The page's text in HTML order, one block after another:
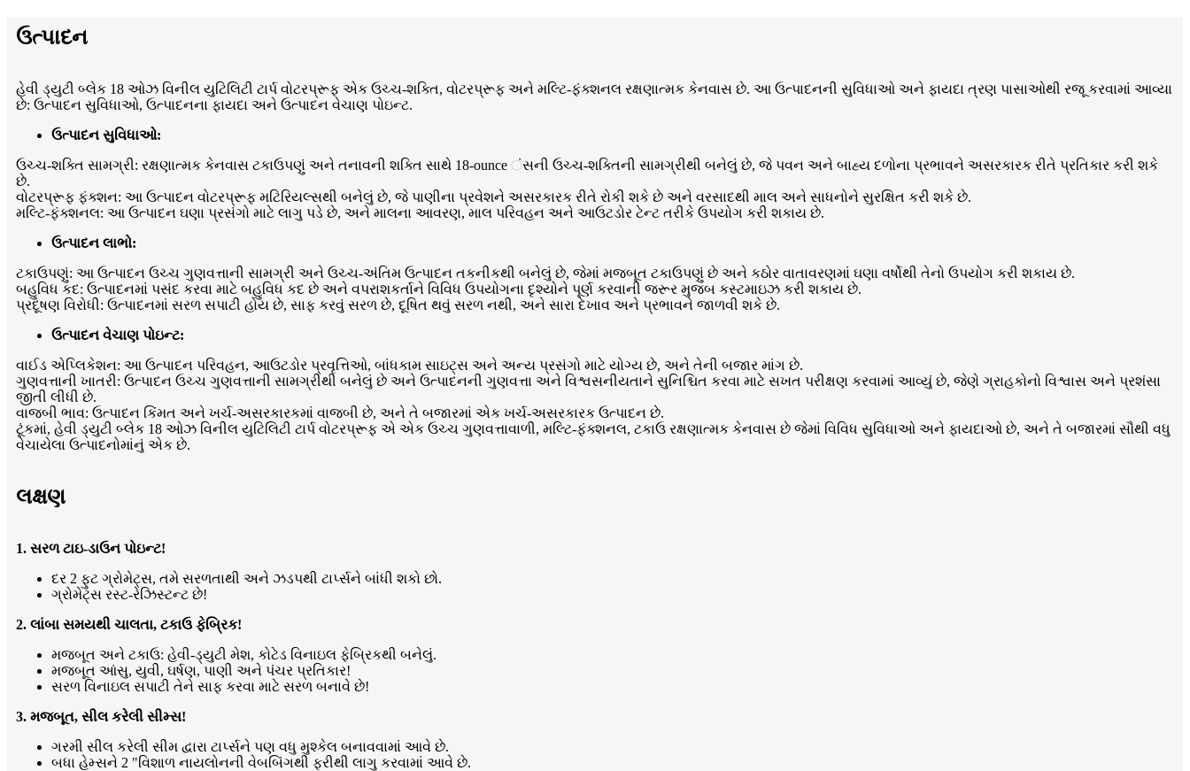
ઉત્પાદન
હેવી ડ્યુટી બ્લેક 18 ઓઝ વિનીલ યુટિલિટી ટાર્પ વોટરપ્રૂફ એક ઉચ્ચ-શક્તિ, વોટરપ્રૂફ અને મલ્ટિ-ફંક્શનલ રક્ષણાત્મક કેનવાસ છે. આ ઉત્પાદનની સુવિધાઓ અને ફાયદા ત્રણ પાસાઓથી રજૂ કરવામાં આવ્યા
છે: ઉત્પાદન સુવિધાઓ, ઉત્પાદનના ફાયદા અને ઉત્પાદન વેચાણ પોઇન્ટ.
ઉત્પાદન સુવિધાઓ:
ઉચ્ચ-શક્તિ સામગ્રી: રક્ષણાત્મક કેનવાસ ટકાઉપણું અને તનાવની શક્તિ સાથે 18-ounce ંસની ઉચ્ચ-શક્તિની સામગ્રીથી બનેલું છે, જે પવન અને બાહ્ય દળોના પ્રભાવને અસરકારક રીતે પ્રતિકાર કરી શકે
છે.
વોટરપ્રૂફ ફંક્શન: આ ઉત્પાદન વોટરપ્રૂફ મટિરિયલ્સથી બનેલું છે, જે પાણીના પ્રવેશને અસરકારક રીતે રોકી શકે છે અને વરસાદથી માલ અને સાધનોને સુરક્ષિત કરી શકે છે.
મલ્ટિ-ફંક્શનલ: આ ઉત્પાદન ઘણા પ્રસંગો માટે લાગુ પડે છે, અને માલના આવરણ, માલ પરિવહન અને આઉટડોર ટેન્ટ તરીકે ઉપયોગ કરી શકાય છે.
ઉત્પાદન લાભો:
ટકાઉપણું: આ ઉત્પાદન ઉચ્ચ ગુણવત્તાની સામગ્રી અને ઉચ્ચ-અંતિમ ઉત્પાદન તકનીકથી બનેલું છે, જેમાં મજબૂત ટકાઉપણું છે અને કઠોર વાતાવરણમાં ઘણા વર્ષોથી તેનો ઉપયોગ કરી શકાય છે.
બહુવિધ કદ: ઉત્પાદનમાં પસંદ કરવા માટે બહુવિધ કદ છે અને વપરાશકર્તાને વિવિધ ઉપયોગના દૃશ્યોને પૂર્ણ કરવાની જરૂર મુજબ કસ્ટમાઇઝ કરી શકાય છે.
પ્રદૂષણ વિરોધી: ઉત્પાદનમાં સરળ સપાટી હોય છે, સાફ કરવું સરળ છે, દૂષિત થવું સરળ નથી, અને સારા દેખાવ અને પ્રભાવને જાળવી શકે છે.
ઉત્પાદન વેચાણ પોઇન્ટ:
વાઈડ એપ્લિકેશન: આ ઉત્પાદન પરિવહન, આઉટડોર પ્રવૃત્તિઓ, બાંધકામ સાઇટ્સ અને અન્ય પ્રસંગો માટે યોગ્ય છે, અને તેની બજાર માંગ છે.
ગુણવત્તાની ખાતરી: ઉત્પાદન ઉચ્ચ ગુણવત્તાની સામગ્રીથી બનેલું છે અને ઉત્પાદનની ગુણવત્તા અને વિશ્વસનીયતાને સુનિશ્ચિત કરવા માટે સખત પરીક્ષણ કરવામાં આવ્યું છે, જેણે ગ્રાહકોનો વિશ્વાસ અને પ્રશંસા
જીતી લીધી છે.
વાજબી ભાવ: ઉત્પાદન કિંમત અને ખર્ચ-અસરકારકમાં વાજબી છે, અને તે બજારમાં એક ખર્ચ-અસરકારક ઉત્પાદન છે.
ટૂંકમાં, હેવી ડ્યુટી બ્લેક 18 ઓઝ વિનીલ યુટિલિટી ટાર્પ વોટરપ્રૂફ એ એક ઉચ્ચ ગુણવત્તાવાળી, મલ્ટિ-ફંક્શનલ, ટકાઉ રક્ષણાત્મક કેનવાસ છે જેમાં વિવિધ સુવિધાઓ અને ફાયદાઓ છે, અને તે બજારમાં સૌથી વધુ
વેચાયેલા ઉત્પાદનોમાંનું એક છે.
લક્ષણ
1. સરળ ટાઇ-ડાઉન પોઇન્ટ!
દર 2 ફુટ ગ્રોમેટ્સ, તમે સરળતાથી અને ઝડપથી ટાર્પ્સને બાંધી શકો છો.
ગ્રોમેટ્સ રસ્ટ-રેઝિસ્ટન્ટ છે!
2. લાંબા સમયથી ચાલતા, ટકાઉ ફેબ્રિક!
મજબૂત અને ટકાઉ: હેવી-ડ્યુટી મેશ, કોટેડ વિનાઇલ ફેબ્રિકથી બનેલું.
મજબૂત આંસુ, યુવી, ઘર્ષણ, પાણી અને પંચર પ્રતિકાર!
સરળ વિનાઇલ સપાટી તેને સાફ કરવા માટે સરળ બનાવે છે!
3. મજબૂત, સીલ કરેલી સીમ્સ!
ગરમી સીલ કરેલી સીમ દ્વારા ટાર્પ્સને પણ વધુ મુશ્કેલ બનાવવામાં આવે છે.
બધા હેમ્સને 2 "વિશાળ નાયલોનની વેબબિંગથી ફરીથી લાગુ કરવામાં આવે છે.